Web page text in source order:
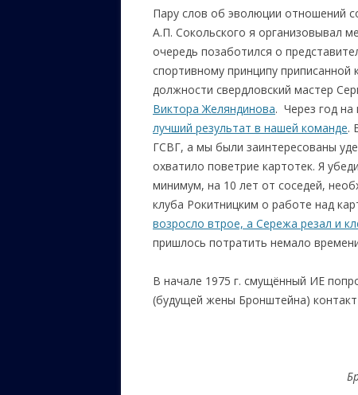
Пару слов об эволюции отношений
А.П. Сокольского я организовывал
очередь позаботился о
спортивному принципу
должности свердловский мастер
Виктора Желяндинова. Через год
лучший результат в нашей команде.
ГСВГ, а мы были заинтересованы
охватило поветрие картотек. Я
минимум, на 10 лет от соседей,
клуба Рокитницким о работе над
возросло втрое, а Сережа резал и
пришлось потратить немало
В начале 1975 г. смущённый ИЕ
(будущей жены Бронштейна)